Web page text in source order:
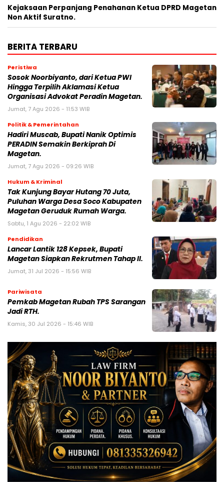
Kejaksaan Perpanjang Penahanan Ketua DPRD Magetan
Non Aktif Suratno.
BERITA TERBARU
Peristiwa
Sosok Noorbiyanto, dari Ketua PWI
Hingga Terpilih Aklamasi Ketua
Organisasi Advokat Peradin Magetan.
Jumat, 7 Agu 2026 - 11:53 WIB
Politik & Pemerintahan
Hadiri Muscab, Bupati Nanik Optimis
PERADIN Semakin Berkiprah Di
Magetan.
Jumat, 7 Agu 2026 - 09:26 WIB
Hukum & Kriminal
Tak Kunjung Bayar Hutang 70 Juta,
Puluhan Warga Desa Soco Kabupaten
Magetan Geruduk Rumah Warga.
Sabtu, 1 Agu 2026 - 22:02 WIB
Pendidikan
Lancar Lantik 128 Kepsek, Bupati
Magetan Siapkan Rekrutmen Tahap II.
Jumat, 31 Jul 2026 - 15:56 WIB
Pariwisata
Pemkab Magetan Rubah TPS Sarangan
Jadi RTH.
Kamis, 30 Jul 2026 - 15:46 WIB